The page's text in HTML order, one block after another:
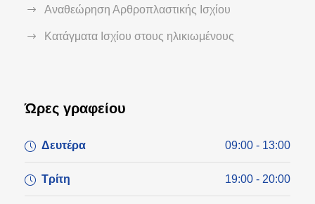
Αναθεώρηση Αρθροπλαστικής Ισχίου
Κατάγματα Ισχίου στους ηλικιωμένους
Ώρες γραφείου
Δευτέρα 09:00 - 13:00
Τρίτη 19:00 - 20:00